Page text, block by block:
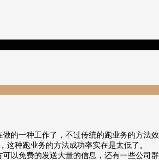
的一种工作了，不过传统的跑业务的方法
种跑业务的方法成功率实在是太低了。
以免费的发送大量的信息，还有一些公司